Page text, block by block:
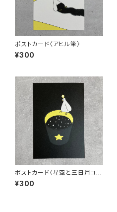
ポストカード〈アヒル筆〉
¥300
ポストカード〈星空と三日月コー
ヒー〉
¥300